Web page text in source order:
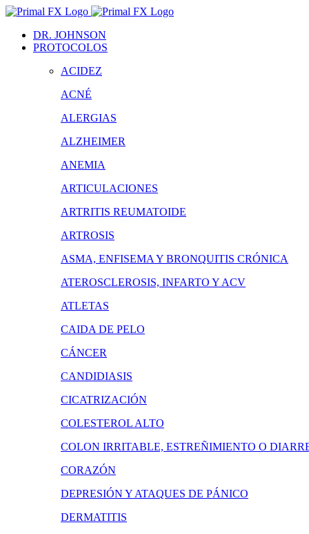
Saltar
contenidoDR. JOHNSON
PROTOCOLOS
ACIDEZ
ACNÉ
ALERGIAS
ALZHEIMER
ANEMIA
ARTICULACIONES
ARTRITIS REUMATOIDE
ARTROSIS
ASMA, ENFISEMA Y BRONQUITIS CRÓNICA
ATEROSCLEROSIS, INFARTO Y ACV
ATLETAS
CAIDA DE PELO
CÁNCER
CANDIDIASIS
CICATRIZACIÓN
COLESTEROL ALTO
COLON IRRITABLE, ESTREÑIMIENTO O
CORAZÓN
DEPRESIÓN Y ATAQUES DE PÁNICO
DERMATITIS